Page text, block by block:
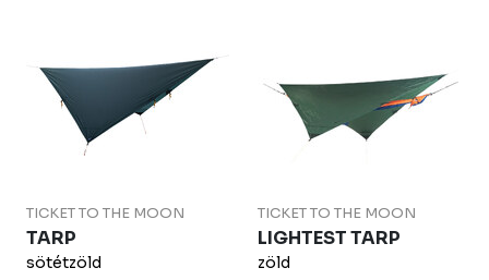
TICKET TO THE MOON
TARP
sötétzöld
TICKET TO THE MOON
LIGHTEST TARP
zöld